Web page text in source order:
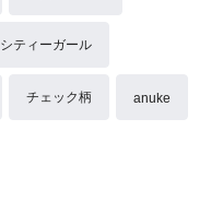
シティーガール
チェック柄 anuke